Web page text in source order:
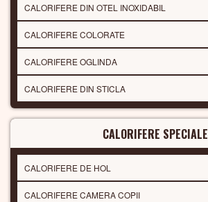
CALORIFERE DIN OTEL INOXIDABIL
CALORIFERE COLORATE
CALORIFERE OGLINDA
CALORIFERE DIN STICLA
CALORIFERE SPECIALE
CALORIFERE DE HOL
CALORIFERE CAMERA COPII